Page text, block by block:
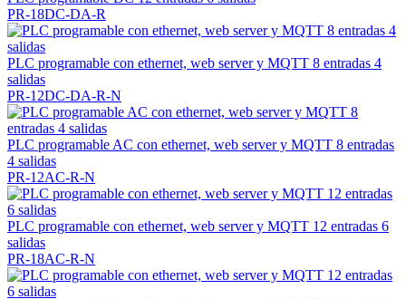
PR-18DC-DA-R
PLC programable con ethernet, web server y MQTT 8 entradas 4
salidas
PR-12DC-DA-R-N
PLC programable AC con ethernet, web server y MQTT 8 entradas
4 salidas
PR-12AC-R-N
PLC programable con ethernet, web server y MQTT 12 entradas 6
salidas
PR-18AC-R-N